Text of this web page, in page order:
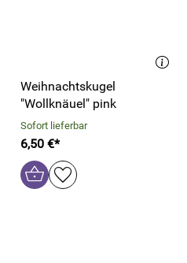
Weihnachtskugel
"Wollknäuel" pink
Sofort lieferbar
6,50 €*